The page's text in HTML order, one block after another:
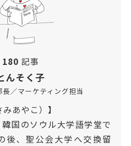
180 記事
んそく子
／マーケティング担当
あやこ）】
国のソウル大学語学堂で
後、聖公会大学へ交換留